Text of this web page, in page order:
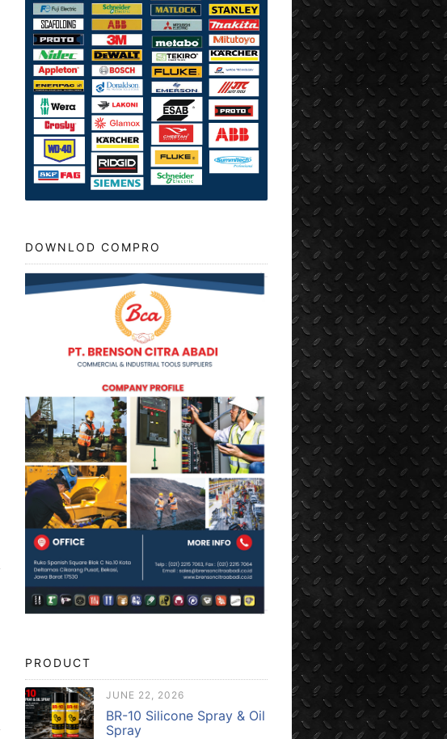
DOWNLOD COMPRO
PRODUCT
JUNE 22, 2026
BR-10 Silicone Spray & Oil
Spray